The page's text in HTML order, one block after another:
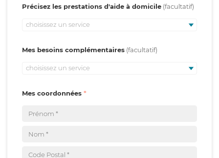
Précisez les prestations d'aide à domicile
choisissez un service
Mes besoins complémentaires
choisissez un service
Mes coordonnées